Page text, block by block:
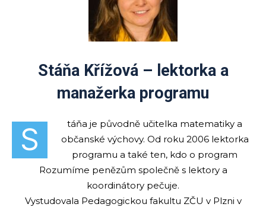
Stáňa Křížová – lektorka a
manažerka programu
S
táňa je původně učitelka matematiky a
občanské výchovy. Od roku 2006 lektorka
programu a také ten, kdo o program
Rozumíme penězům společně s lektory a
koordinátory pečuje.
Vystudovala Pedagogickou fakultu ZČU v Plzni v